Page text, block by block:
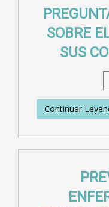
SOBRE
SUS
Continuar